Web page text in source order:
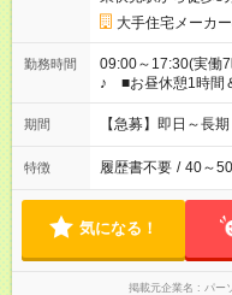
大手住宅メーカ
勤務時間
09:00～17:30(実働
♪ ■お昼休憩1時間
期間 【急募】即日～長
特徴 履歴書不要 / 40～
気になる！
掲載元企業名 パー